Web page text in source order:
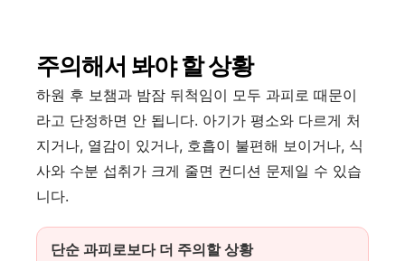
주의해서 봐야 할 상황
하원 후 보챔과 밤잠 뒤척임이 모두 과피로 때문이
라고 단정하면 안 됩니다. 아기가 평소와 다르게 처
지거나, 열감이 있거나, 호흡이 불편해 보이거나, 식
사와 수분 섭취가 크게 줄면 컨디션 문제일 수 있습
니다.
단순 과피로보다 더 주의할 상황